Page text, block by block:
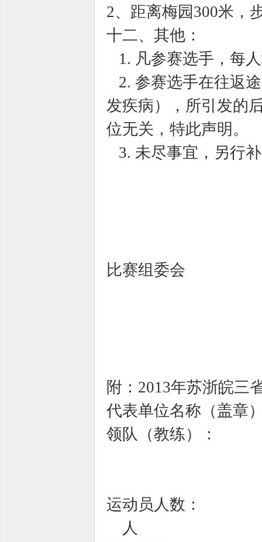
2、距离梅园300米，
十二、其他：
1. 凡参赛选手，每
2. 参赛选手在往返
发疾病），所引发的
位无关，特
3. 未尽事宜，另行
比赛组委会
附：2013年苏浙皖三
代表单位名称（盖章
领队（教练）：
运动员人数：
人